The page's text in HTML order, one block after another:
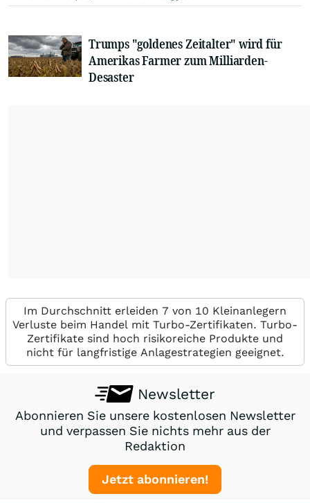
Trumps "goldenes Zeitalter" wird für
Amerikas Farmer zum Milliarden-
Desaster
Im Durchschnitt erleiden 7 von 10 Kleinanlegern
Verluste beim Handel mit Turbo-Zertifikaten. Turbo-
Zertifikate sind hoch risikoreiche Produkte und
nicht für langfristige Anlagestrategien geeignet.
Newsletter
Abonnieren Sie unsere kostenlosen Newsletter
und verpassen Sie nichts mehr aus der
Redaktion
Jetzt abonnieren!